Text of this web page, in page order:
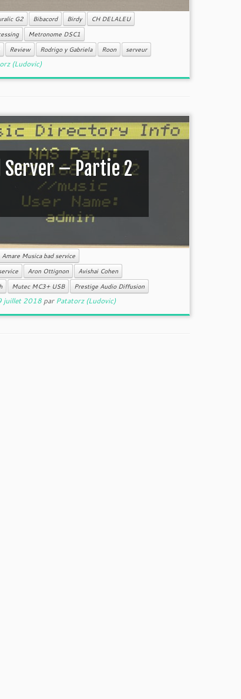
G2 Bibacord Birdy
CH DELALEU
Metronome DSC1
Review Rodrigo y Gabriela Roon
serveur
(Ludovic)
Server – Partie 2
Amare Musica bad service
Aron Ottignon
Avishai Cohen
Mutec MC3+ USB
Prestige Audio Diffusion
juillet 2018 parPatatorz (Ludovic)